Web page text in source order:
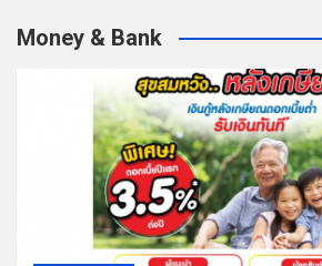
Money & Bank